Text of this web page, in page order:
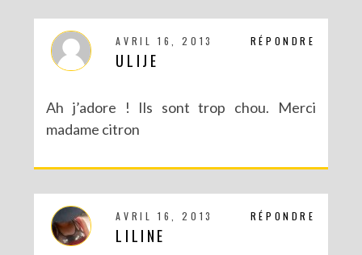
RÉPONDRE
AVRIL 16, 2013
ULIJE
Ah j’adore ! Ils sont trop chou. Merci
madame citron
RÉPONDRE
AVRIL 16, 2013
LILINE